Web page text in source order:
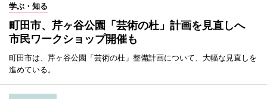
学ぶ・知る
町田市、芹ヶ谷公園「芸術の杜」計画を見直しへ
市民ワークショップ開催も
町田市は、芹ヶ谷公園「芸術の杜」整備計画について、大幅な見直しを
進めている。